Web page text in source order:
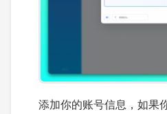
添加你的账号信息，如果